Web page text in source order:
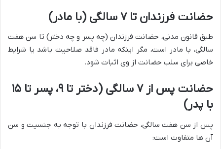
حضانت فرزندان تا ۷ سالگی (با مادر)
طبق قانون مدنی، حضانت فرزندان (چه پسر و چه دختر) تا سن هفت
سالگی، با مادر است، مگر اینکه مادر فاقد صلاحیت باشد یا شرایط
خاصی برای سلب حضانت از وی اثبات شود.
حضانت پس از ۷ سالگی (دختر تا ۹، پسر تا ۱۵
با پدر)
پس از سن هفت سالگی، حضانت فرزندان با توجه به جنسیت و سن
آن ها متفاوت است: